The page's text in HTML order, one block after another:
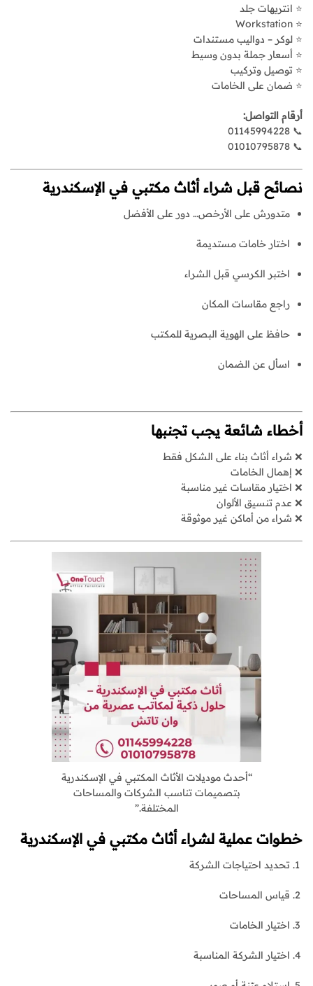
⭐ انتريهات جلد
⭐ Workstation
⭐ لوكر – دواليب مستندات
⭐ أسعار جملة بدون وسيط
⭐ توصيل وتركيب
⭐ ضمان على الخامات
أرقام التواصل:
📞 01145994228
📞 01010795878
نصائح قبل شراء أثاث مكتبي في الإسكندرية
متدورش على الأرخص… دور على الأفضل
اختار خامات مستديمة
اختبر الكرسي قبل الشراء
راجع مقاسات المكان
حافظ على الهوية البصرية للمكتب
اسأل عن الضمان
أخطاء شائعة يجب تجنبها
❌ شراء أثاث بناء على الشكل فقط
❌ إهمال الخامات
❌ اختيار مقاسات غير مناسبة
❌ عدم تنسيق الألوان
❌ شراء من أماكن غير موثوقة
“أحدث موديلات الأثاث المكتبي في الإسكندرية
بتصميمات تناسب الشركات والمساحات
المختلفة.”
خطوات عملية لشراء أثاث مكتبي في الإسكندرية
تحديد احتياجات الشركة
قياس المساحات
اختيار الخامات
اختيار الشركة المناسبة